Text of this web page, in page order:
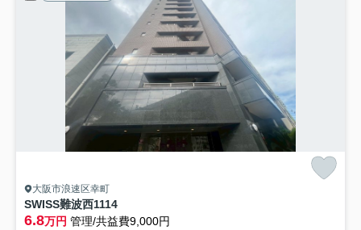
大阪市浪速区幸町
SWISS難波西1114
6.8万円 管理/共益費9,000円